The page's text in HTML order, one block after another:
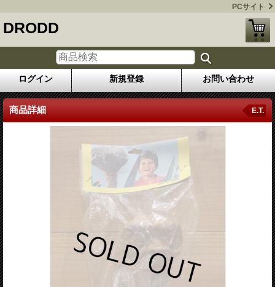
PCサイト
DRODD
ログイン 新規登録 お問い合わせ
商品詳細 E.T.